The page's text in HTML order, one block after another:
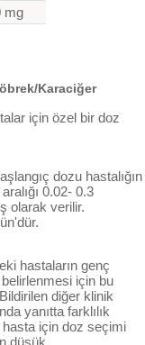
mg
Karaciğer
için özel bir doz
dozu hastalığın
0.02- 0.3
olarak verilir.
hastaların genç
için bu
diğer klinik
yanıtta farklılık
hasta için doz seçimi
düşük